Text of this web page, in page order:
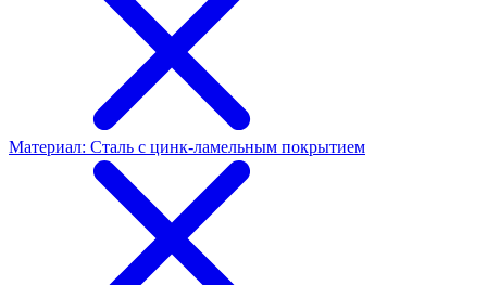
Материал: Сталь с цинк-ламельным покрытием